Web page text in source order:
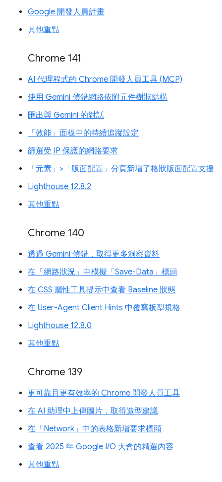
Google 開發人員計畫
其他重點
Chrome 141
AI 代理程式的 Chrome 開發人員工具 (MCP)
使用 Gemini 偵錯網路依附元件樹狀結構
匯出與 Gemini 的對話
「效能」面板中的持續追蹤設定
篩選受 IP 保護的網路要求
「元素」>「版面配置」分頁新增了格狀版面配置支援
Lighthouse 12.8.2
其他重點
Chrome 140
透過 Gemini 偵錯，取得更多洞察資料
在「網路狀況」中模擬「Save-Data」標頭
在 CSS 屬性工具提示中查看 Baseline 狀態
在 User-Agent Client Hints 中覆寫板型規格
Lighthouse 12.8.0
其他重點
Chrome 139
更可靠且更有效率的 Chrome 開發人員工具
在 AI 助理中上傳圖片，取得造型建議
在「Network」中的表格新增要求標頭
查看 2025 年 Google I/O 大會的精選內容
其他重點